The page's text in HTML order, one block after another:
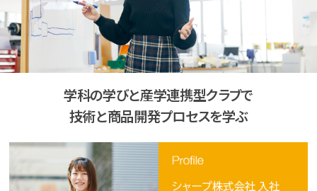
学科の学びと産学連携型クラブで
技術と商品開発プロセスを学ぶ
交通アクセス 大学案内・入試ガイド
イベント
入試情報